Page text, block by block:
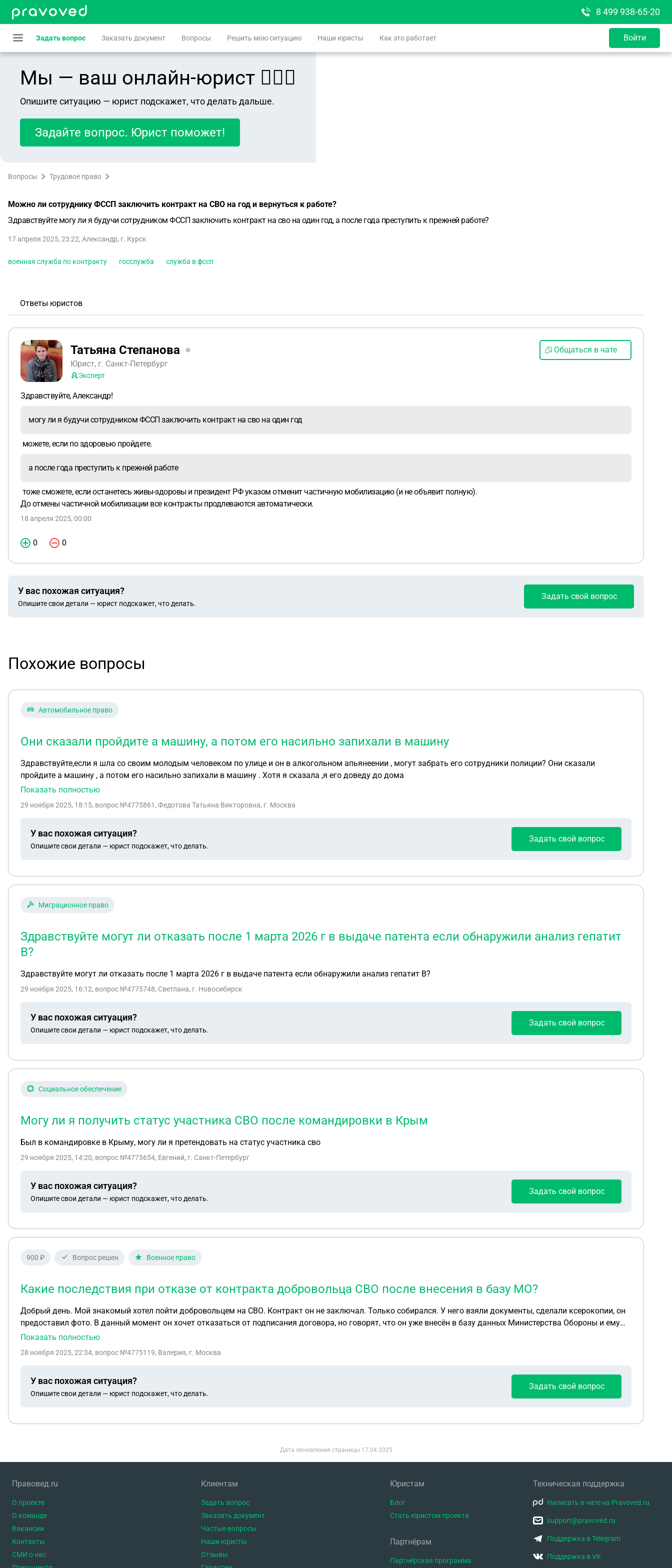
8 499 938-65-20
Задать вопрос Заказать документ Вопросы Решить мою ситуацию Наши юристы Как это работает Войти
Мы — ваш онлайн-юрист 👨🏻‍⚖️
Опишите ситуацию — юрист подскажет, что делать дальше.
Задайте вопрос. Юрист поможет!
Вопросы Трудовое право
Можно ли сотруднику ФССП заключить контракт на СВО на год и вернуться к работе?
Здравствуйте могу ли я будучи сотрудником ФССП заключить контракт на сво на один год, а после года преступить к прежней работе?
17 апреля 2025, 23:22, Александр, г. Курск
военная служба по контракту госслужба служба в фссп
Ответы юристов
Татьяна Степанова
Юрист, г. Санкт-Петербург
Эксперт
Общаться в чате
Здравствуйте, Александр!
могу ли я будучи сотрудником ФССП заключить контракт на сво на один год
можете, если по здоровью пройдете.
а после года преступить к прежней работе
тоже сможете, если останетесь живы-здоровы и президент РФ указом отменит частичную мобилизацию (и не объявит полную).
До отмены частичной мобилизации все контракты продлеваются автоматически.
18 апреля 2025, 00:00
0 0
У вас похожая ситуация?
Опишите свои детали — юрист подскажет, что делать.
Задать свой вопрос
Похожие вопросы
Автомобильное право
Они сказали пройдите а машину, а потом его насильно запихали в машину
Здравствуйте,если я шла со своим молодым человеком по улице и он в алкогольном апьянеении , могут забрать его сотрудники полиции? Они сказали
пройдите а машину , а потом его насильно запихали в машину . Хотя я сказала ,я его доведу до дома
Показать полностью
29 ноября 2025, 18:15, вопрос №4775861, Федотова Татьяна Викторовна, г. Москва
У вас похожая ситуация?
Опишите свои детали — юрист подскажет, что делать.
Задать свой вопрос
Миграционное право
Здравствуйте могут ли отказать после 1 марта 2026 г в выдаче патента если обнаружили анализ гепатит
В?
Здравствуйте могут ли отказать после 1 марта 2026 г в выдаче патента если обнаружили анализ гепатит В?
29 ноября 2025, 16:12, вопрос №4775748, Светлана, г. Новосибирск
У вас похожая ситуация?
Опишите свои детали — юрист подскажет, что делать.
Задать свой вопрос
Социальное обеспечение
Могу ли я получить статус участника СВО после командировки в Крым
Был в командировке в Крыму, могу ли я претендовать на статус участника сво
29 ноября 2025, 14:20, вопрос №4775654, Евгений, г. Санкт-Петербург
У вас похожая ситуация?
Опишите свои детали — юрист подскажет, что делать.
Задать свой вопрос
900 ₽ Вопрос решен Военное право
Какие последствия при отказе от контракта добровольца СВО после внесения в базу МО?
Добрый день. Мой знакомый хотел пойти добровольцем на СВО. Контракт он не заключал. Только собирался. У него взяли документы, сделали ксерокопии, он
предоставил фото. В данный момент он хочет отказаться от подписания договора, но говорят, что он уже внесён в базу данных Министерства Обороны и ему
присвоили идентификатор. При отказе могут ли быть какие-то последствия?
Показать полностью
28 ноября 2025, 22:34, вопрос №4775119, Валерия, г. Москва
У вас похожая ситуация?
Опишите свои детали — юрист подскажет, что делать.
Задать свой вопрос
Дата обновления страницы 17.04.2025
Правовед.ru
О проекте
О команде
Вакансии
Контакты
СМИ о нас
Клиентам
Задать вопрос
Заказать документ
Частые вопросы
Наши юристы
Отзывы
Юристам
Блог
Стать юристом проекта
Партнёрам
Партнёрская программа
Техническая поддержка
Написать в чате на Pravoved.ru
support@pravoved.ru
Поддержка в Telegram
Поддержка в VK